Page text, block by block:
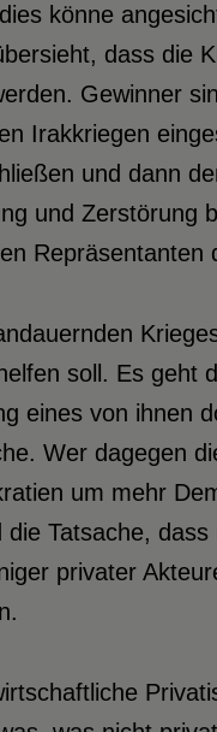
könne
dass die
Gewinner
Irakkriegen
und dann
und Zerstörung
Repräsentanten
soll. Es geht
eines von ihnen
Wer dagegen
um mehr
Tatsache,
privater